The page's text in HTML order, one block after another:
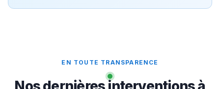
EN TOUTE TRANSPARENCE